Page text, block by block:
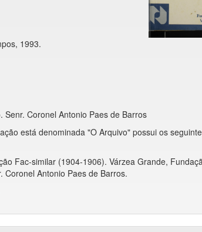
1993.
Senr. Coronel Antonio Paes de Barros
está denominada "O Arquivo" possui os
Fac-similar (1904-1906). Várzea Grande,
Coronel Antonio Paes de Barros.